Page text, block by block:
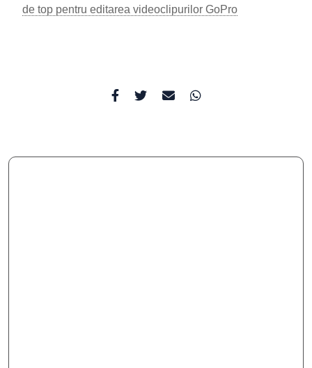
de top pentru editarea videoclipurilor GoPro